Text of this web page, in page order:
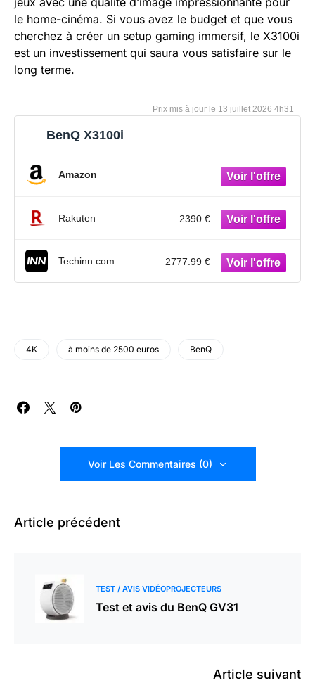
le home-cinéma. Si vous avez le budget et que vous
cherchez à créer un setup gaming immersif, le X3100i
est un investissement qui saura vous satisfaire sur le
long terme.
13 juillet 2026 4h31
BenQ X3100i
Amazon
Rakuten 2390 €
Techinn.com 2777.99 €
4K à moins de 2500 euros BenQ
Voir Les Commentaires (0)
Article précédent
TEST / AVIS VIDÉOPROJECTEURS
Test et avis du BenQ GV31
Article suivant